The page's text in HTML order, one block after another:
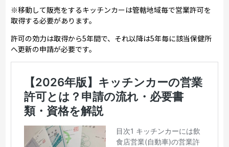
※移動して販売をするキッチンカーは管轄地域毎で営業許可を
取得する必要があります。
許可の効力は取得から5年間で、それ以降は5年毎に該当保健所
へ更新の申請が必要です。